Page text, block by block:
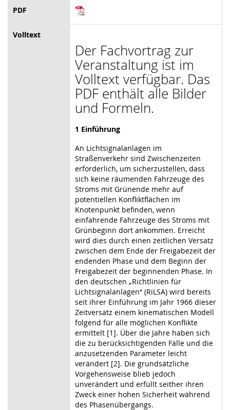
PDF
Volltext
Der Fachvortrag zur
Veranstaltung ist im
Volltext verfügbar. Das
PDF enthält alle Bilder
und Formeln.
1 Einführung
An Lichtsignalanlagen im
Straßenverkehr sind Zwischenzeiten
erforderlich, um sicherzustellen, dass
sich keine räumenden Fahrzeuge des
Stroms mit Grünende mehr auf
potentiellen Konfliktflächen im
Knotenpunkt befinden, wenn
einfahrende Fahrzeuge des Stroms mit
Grünbeginn dort ankommen. Erreicht
wird dies durch einen zeitlichen Versatz
zwischen dem Ende der Freigabezeit der
endenden Phase und dem Beginn der
Freigabezeit der beginnenden Phase. In
den deutschen „Richtlinien für
Lichtsignalanlagen“ (RiLSA) wird bereits
seit ihrer Einführung im Jahr 1966 dieser
Zeitversatz einem kinematischen Modell
folgend für alle möglichen Konflikte
ermittelt [1]. Über die Jahre haben sich
die zu berücksichtigenden Fälle und die
anzusetzenden Parameter leicht
verändert [2]. Die grundsätzliche
Vorgehensweise blieb jedoch
unverändert und erfüllt seither ihren
Zweck einer hohen Sicherheit während
des Phasenübergangs.